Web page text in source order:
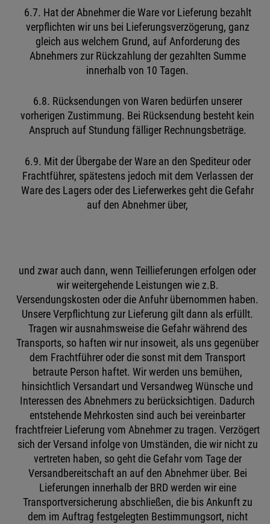
6.7. Hat der Abnehmer die Ware vor Lieferung bezahlt
verpflichten wir uns bei Lieferungsverzögerung, ganz
gleich aus welchem Grund, auf Anforderung des
Abnehmers zur Rückzahlung der gezahlten Summe
innerhalb von 10 Tagen.
6.8. Rücksendungen von Waren bedürfen unserer
vorherigen Zustimmung. Bei Rücksendung besteht kein
Anspruch auf Stundung fälliger Rechnungsbeträge.
6.9. Mit der Übergabe der Ware an den Spediteur oder
Frachtführer, spätestens jedoch mit dem Verlassen der
Ware des Lagers oder des Lieferwerkes geht die Gefahr
auf den Abnehmer über,
und zwar auch dann, wenn Teillieferungen erfolgen oder
wir weitergehende Leistungen wie z.B.
Versendungskosten oder die Anfuhr übernommen haben.
Unsere Verpflichtung zur Lieferung gilt dann als erfüllt.
Tragen wir ausnahmsweise die Gefahr während des
Transports, so haften wir nur insoweit, als uns gegenüber
dem Frachtführer oder die sonst mit dem Transport
betraute Person haftet. Wir werden uns bemühen,
hinsichtlich Versandart und Versandweg Wünsche und
Interessen des Abnehmers zu berücksichtigen. Dadurch
entstehende Mehrkosten sind auch bei vereinbarter
frachtfreier Lieferung vom Abnehmer zu tragen. Verzögert
sich der Versand infolge von Umständen, die wir nicht zu
vertreten haben, so geht die Gefahr vom Tage der
Versandbereitschaft an auf den Abnehmer über. Bei
Lieferungen innerhalb der BRD werden wir eine
Transportversicherung abschließen, die bis Ankunft zu
dem im Auftrag festgelegten Bestimmungsort, nicht